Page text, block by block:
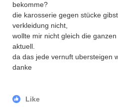
bekomme?
die karosserie gegen stücke
verkleidung nicht,
wollte mir nicht gleich die
aktuell.
da das jede vernuft ubersteigen
danke
Like